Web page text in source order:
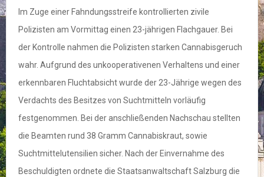
Im Zuge einer Fahndungsstreife kontrollierten zivile
Polizisten am Vormittag einen 23-jährigen Flachgauer. Bei
der Kontrolle nahmen die Polizisten starken Cannabisgeruch
wahr. Aufgrund des unkooperativenen Verhaltens und einer
erkennbaren Fluchtabsicht wurde der 23-Jährige wegen des
Verdachts des Besitzes von Suchtmitteln vorläufig
festgenommen. Bei der anschließenden Nachschau stellten
die Beamten rund 38 Gramm Cannabiskraut, sowie
Suchtmittelutensilien sicher. Nach der Einvernahme des
Beschuldigten ordnete die Staatsanwaltschaft Salzburg die